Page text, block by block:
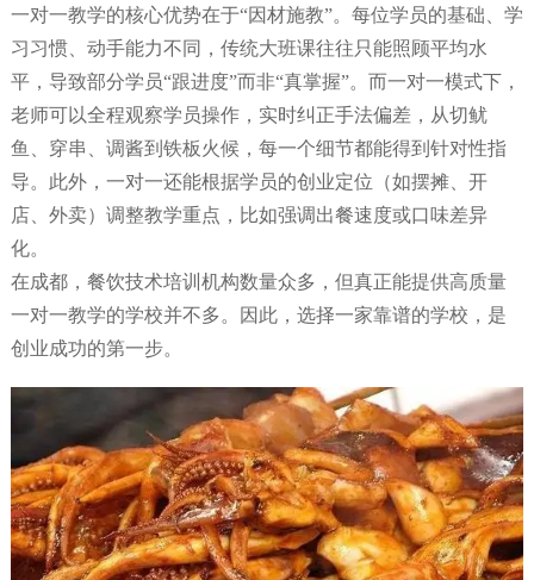
一对一教学的核心优势在于“因材施教”。每位学员的基础、学
习习惯、动手能力不同，传统大班课往往只能照顾平均水
平，导致部分学员“跟进度”而非“真掌握”。而一对一模式下，
老师可以全程观察学员操作，实时纠正手法偏差，从切鱿
鱼、穿串、调酱到铁板火候，每一个细节都能得到针对性指
导。此外，一对一还能根据学员的创业定位（如摆摊、开
店、外卖）调整教学重点，比如强调出餐速度或口味差异
化。
在成都，餐饮技术培训机构数量众多，但真正能提供高质量
一对一教学的学校并不多。因此，选择一家靠谱的学校，是
创业成功的第一步。